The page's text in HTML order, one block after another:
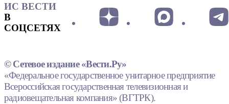
ИС ВЕСТИ
В
СОЦСЕТЯХ
© Сетевое издание «Вести.Ру»
«Федеральное государственное унитарное предприятие
Всероссийская государственная телевизионная и
радиовещательная компания» (ВГТРК).